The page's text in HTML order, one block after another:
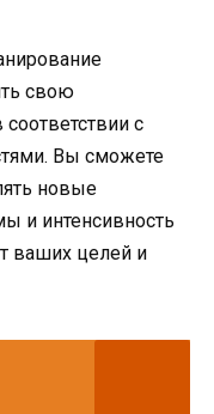
свою
с
Вы сможете
новые
и интенсивность
ваших целей и